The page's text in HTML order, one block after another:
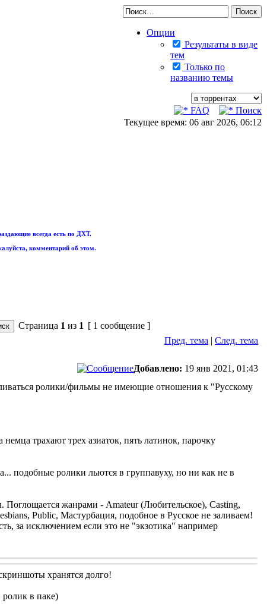
Опции
Результаты в виде
тем
Только по
названию темы
FAQ
Поиск
Текущее время: 06 авг 2026, 06:12
всегда есть по ДХТ.
комментарий об этом.
Страница 1 из 1 [ 1 сообщение ]
Пред. тема | След. тема
Добавлено: 19 янв 2021, 01:43
ролики/фильмы не имеющие отношения к "Русскому
трахают трех азиаток, пять латинок, парочку
подобные ролики льются в группавуху, но ни как не в
жанрами - Amateur (Любительское), Casting,
Public, Мастурбация, подобное в Русское не заливаем!
за исключением если это не "экзотика" например
хранятся долго!
в паке)